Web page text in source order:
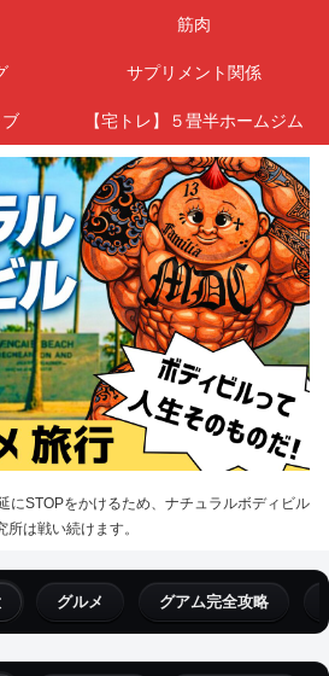
にSTOPをかけるため、ナチュラルボディビル
所は戦い続けます。
筋肉
サプリメント関係
ブ 【宅トレ】５畳半ホームジム
グルメ グアム完全攻略